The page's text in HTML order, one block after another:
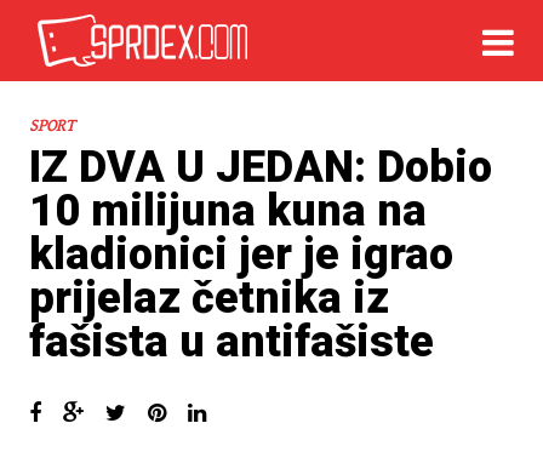
SPORT
IZ DVA U JEDAN: Dobio
10 milijuna kuna na
kladionici jer je igrao
prijelaz četnika iz
fašista u antifašiste